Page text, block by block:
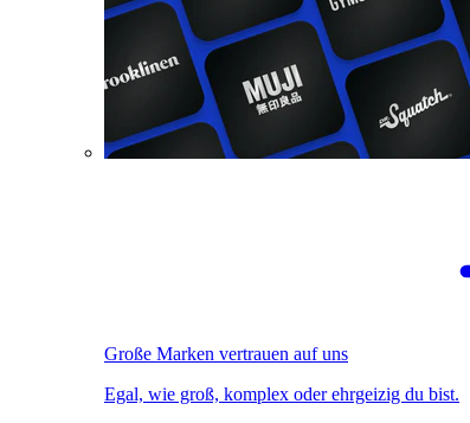
Große Marken vertrauen auf uns
Egal, wie groß, komplex oder ehrgeizig du bist.